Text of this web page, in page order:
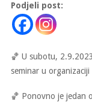
Podjeli post:
🏀 U subotu,
seminar u organizaciji
🏀 Ponovno je jedan